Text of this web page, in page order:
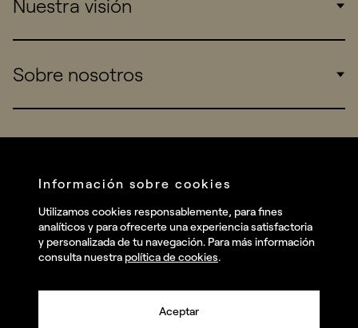
Consumers
Startups
Nuestra visión
Work
Sobre nosotros
Talent
Contact
Instagram
Facebook
Información sobre cookies
Utilizamos cookies responsablemente, para fines
analíticos y para ofrecerte una experiencia satisfactoria
y personalizada de tu navegación. Para más información
consulta nuestra política de cookies.
Aceptar